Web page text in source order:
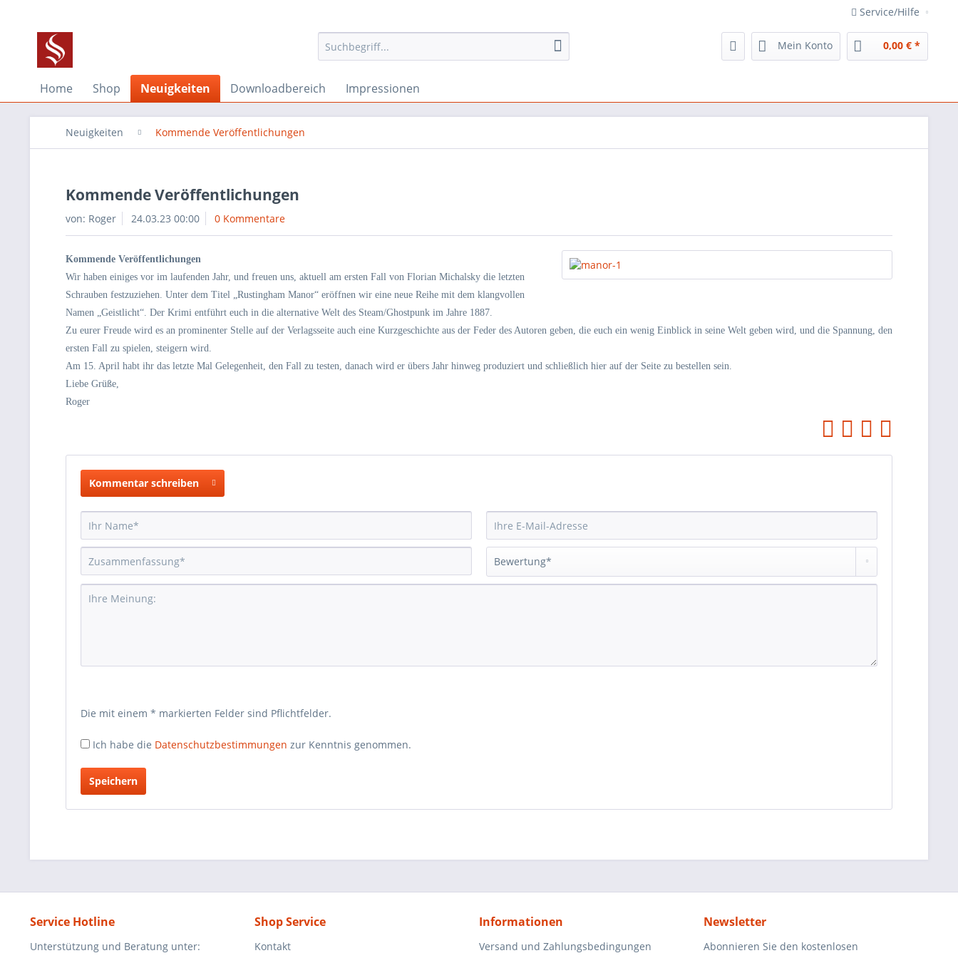
Service/Hilfe
Mein Konto 0,00 € *
Home Shop Neuigkeiten Downloadbereich Impressionen
Neuigkeiten Kommende Veröffentlichungen
Kommende Veröffentlichungen
von: Roger 24.03.23 00:00 0 Kommentare
Kommende Veröffentlichungen
Wir haben einiges vor im laufenden Jahr, und freuen uns, aktuell am ersten Fall von Florian Michalsky die letzten
Schrauben festzuziehen. Unter dem Titel „Rustingham Manor“ eröffnen wir eine neue Reihe mit dem klangvollen
Namen „Geistlicht“. Der Krimi entführt euch in die alternative Welt des Steam/Ghostpunk im Jahre 1887.
Zu eurer Freude wird es an prominenter Stelle auf der Verlagsseite auch eine Kurzgeschichte aus der Feder des Autoren geben, die euch ein wenig Einblick in seine Welt geben wird, und die Spannung, den
ersten Fall zu spielen, steigern wird.
Am 15. April habt ihr das letzte Mal Gelegenheit, den Fall zu testen, danach wird er übers Jahr hinweg produziert und schließlich hier auf der Seite zu bestellen sein.
Liebe Grüße,
Roger
Kommentar schreiben
Die mit einem * markierten Felder sind Pflichtfelder.
Ich habe die Datenschutzbestimmungen zur Kenntnis genommen.
Service Hotline
Unterstützung und Beratung unter:
Shop Service
Kontakt
Informationen
Versand und Zahlungsbedingungen
Newsletter
Abonnieren Sie den kostenlosen